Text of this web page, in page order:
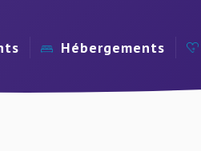
Hébergements